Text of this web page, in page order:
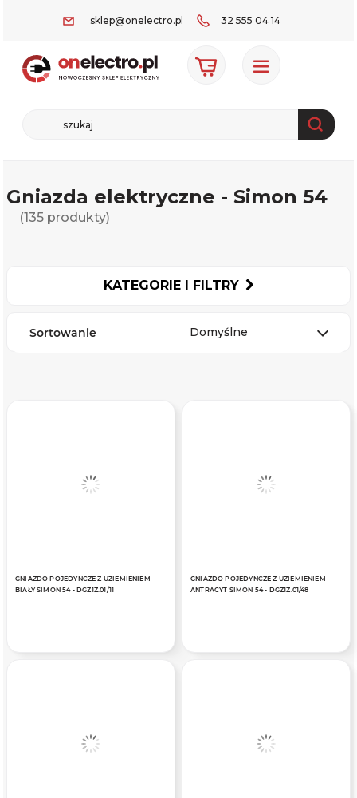
sklep@onelectro.pl 32 555 04 14
Gniazda elektryczne - Simon 54
(135 produkty)
KATEGORIE I FILTRY
Sortowanie Domyślne
GNIAZDO POJEDYNCZE Z UZIEMIENIEM
BIAŁY SIMON 54 - DGZ1Z.01/11
GNIAZDO POJEDYNCZE Z UZIEMIENIEM
ANTRACYT SIMON 54 - DGZ1Z.01/48